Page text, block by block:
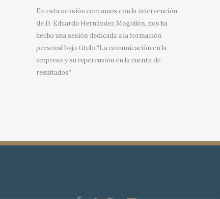
En esta ocasión contamos con la intervención
de D. Eduardo Hernández Mogollón, nos ha
hecho una sesión dedicada a la formación
personal bajo título “La comunicación en la
empresa y su repercusión en la cuenta de
resultados”